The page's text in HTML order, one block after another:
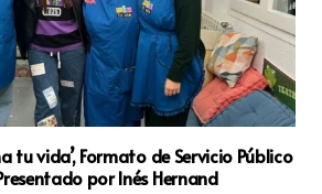
tu vida’, Formato de Servicio Público
por Inés Hernand